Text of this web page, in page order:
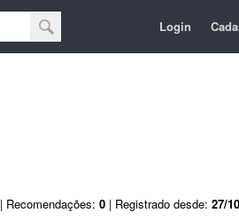
Login
| Recomendações: 0 | Registrado desde: 27/